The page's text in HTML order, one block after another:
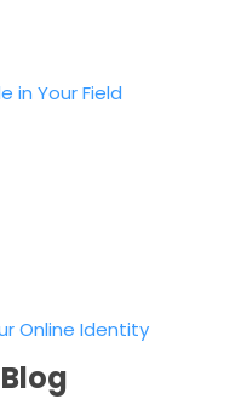
in Your Field
Online Identity